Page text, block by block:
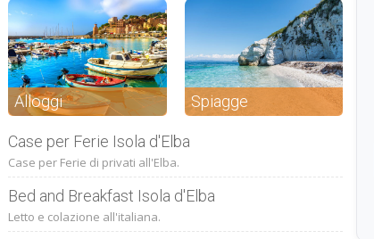
Alloggi Spiagge
Case per Ferie Isola d'Elba
Case per Ferie di privati all'Elba.
Bed and Breakfast Isola d'Elba
Letto e colazione all'italiana.